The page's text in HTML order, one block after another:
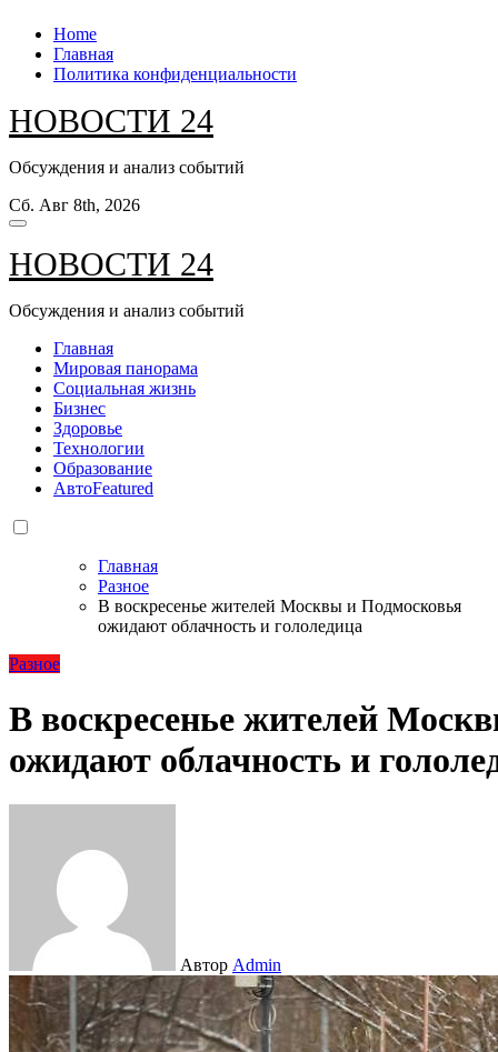
Перейти
содержанию
Home
Главная
Политика конфиденциальности
НОВОСТИ 24
Обсуждения и анализ событий
Сб. Авг 8th, 2026
НОВОСТИ 24
Обсуждения и анализ событий
Главная
Мировая панорама
Социальная жизнь
Бизнес
Здоровье
Технологии
Образование
АвтоFeatured
Главная
Разное
В воскресенье жителей Москвы и Подмосковья
ожидают облачность и гололедица
Разное
В воскресенье жителей
ожидают облачность и
Автор Admin